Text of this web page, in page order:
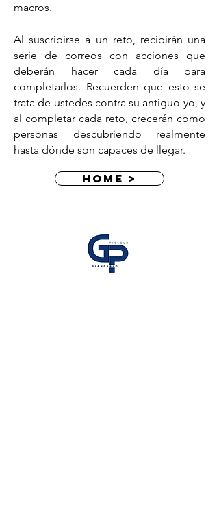
macros.
Al suscribirse a un reto, recibirán una
serie de correos con acciones que
deberán hacer cada día para
completarlos. Recuerden que esto se
trata de ustedes contra su antiguo yo, y
al completar cada reto, crecerán como
personas descubriendo realmente
hasta dónde son capaces de llegar.
home >